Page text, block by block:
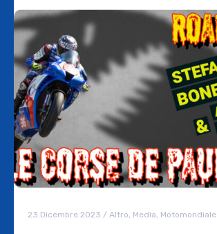
23 Dicembre 2023 / Altro, Media, Motomondiale